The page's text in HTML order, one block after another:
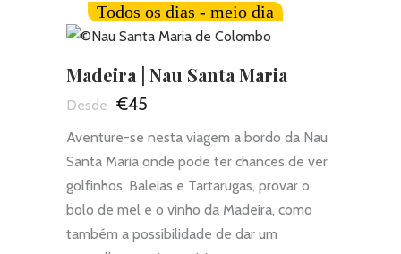
Todos os dias - meio dia
Madeira | Nau Santa Maria
€45
Aventure-se nesta viagem a bordo da Nau
Santa Maria onde pode ter chances de ver
golfinhos, Baleias e Tartarugas, provar o
bolo de mel e o vinho da Madeira, como
também a possibilidade de dar um